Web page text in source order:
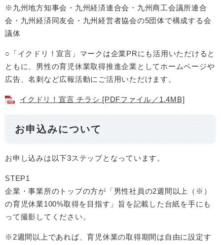
※九州地方知事会・九州経済連合会・九州商工会議所連合
会・九州経済同友会・九州経営者協会の5団体で構成する会
議体
○「イクドリ！宣言」マークは企業PRにも活用いただけると
ともに、男性の育児休業取得推進企業としてホームページや
広告、名刺など広報活動にご活用いただけます。
イクドリ！宣言 チラシ [PDFファイル／1.4MB]
お申込みについて
お申し込みは以下3ステップとなっています。
STEP1
企業・事業所のトップの方が「男性社員の2週間以上（※）
の育児休業100%取得を目指す」旨を記載した台紙を手にも
って撮影してください。
※2週間以上であれば、育児休業の取得期間は自由に設定す